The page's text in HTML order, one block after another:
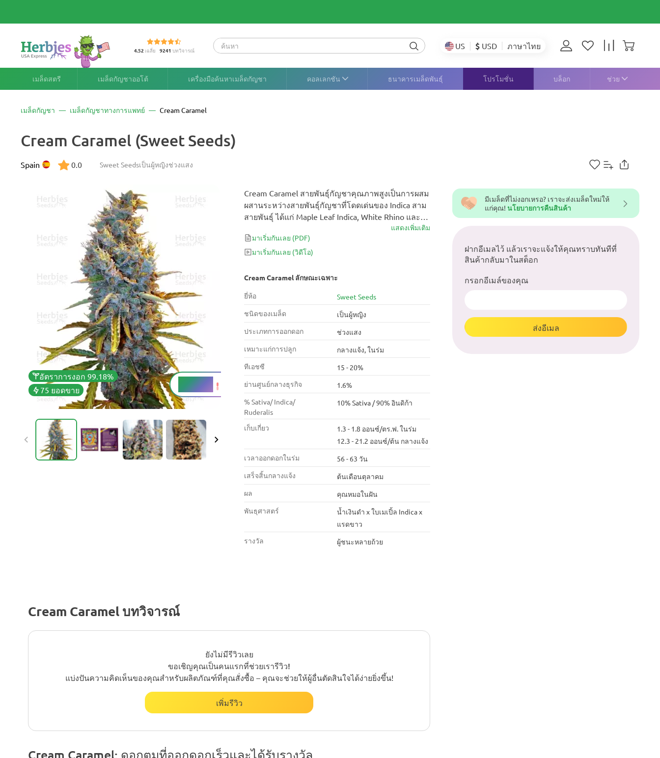
4.52 เฉลี่ย 9241 บทวิจารณ์ US $ USD ภาษาไทย
เมล็ดสตรี เมล็ดกัญชาออโต้ เครื่องมือค้นหาเมล็ดกัญชา คอลเลกชัน ธนาคารเมล็ดพันธุ์ โปรโมชั่น บล็อก ช่วย
เมล็ดกัญชา เมล็ดกัญชาทางการแพทย์ Cream Caramel
อัตราการงอก 99.18%
75 ยอดขาย
THC
15 - 20%
Cream Caramel (Sweet Seeds)
Sweet Seedsเป็นผู้หญิงช่วงแสง
Spain 0.0
Cream Caramel ลักษณะเฉพาะ
ยี่ห้อ
Sweet Seeds
ชนิดของเมล็ด
เป็นผู้หญิง
ประเภทการออกดอก
ช่วงแสง
เหมาะแก่การปลูก
กลางแจ้ง, ในร่ม
ทีเอชซี
15 - 20%
ย่านศูนย์กลางธุรกิจ
1.6%
% Sativa/ Indica/
Ruderalis
10% Sativa / 90% อินดิก้า
เก็บเกี่ยว
1.3 - 1.8 ออนซ์/ตร.ฟ. ในร่ม
12.3 - 21.2 ออนซ์/ต้น กลางแจ้ง
เวลาออกดอกในร่ม
56 - 63 วัน
เสร็จสิ้นกลางแจ้ง
ต้นเดือนตุลาคม
ผล
คุณหมอในฝัน
พันธุศาสตร์
น้ำเงินดำ x ใบเมเปิ้ล Indica x
แรดขาว
รางวัล
ผู้ชนะหลายถ้วย
Cream Caramel บทวิจารณ์
ยังไม่มีรีวิวเลย
ขอเชิญคุณเป็นคนแรกที่ช่วยเรารีวิว!
แบ่งปันความคิดเห็นของคุณสำหรับผลิตภัณฑ์ที่คุณสั่งซื้อ – คุณจะช่วยให้ผู้อื่นตัดสินใจได้ง่ายยิ่งขึ้น!
เพิ่มรีวิว
Cream Caramel สายพันธุ์กัญชาคุณภาพสูงเป็นการผสม
ผสานระหว่างสายพันธุ์กัญชาที่โดดเด่นของ Indica สาม
สายพันธุ์ ได้แก่ Maple Leaf Indica, White Rhino และ
Blue Black พันธุ์สตรีนี้เป็นสัตว์ประหลาดที่ได้รับรางวัล
และให้ผลผลิตมากมายถึง 550 กรัม/ตร.ม. ในที่ร่ม -
350-600 กรัม/ต้น/ต้น ที่กลางแจ้ง ค้นพบด้วยตัวคุณเอง
เธอจึงทำให้กรรมการต้องตกตะลึง
แสดงเพิ่มเติม
มาเริ่มกันเลย (PDF)
มาเริ่มกันเลย (วิดีโอ)
Cream Caramel: ดอกตูมที่ออกดอกเร็วและได้รับรางวัล
มีเมล็ดที่ไม่งอกเหรอ? เราจะส่งเมล็ดใหม่ให้
แก่คุณ! นโยบายการคืนสินค้า
ฝากอีเมลไว้ แล้วเราจะแจ้งให้คุณทราบทันทีที่
สินค้ากลับมาในสต็อก
กรอกอีเมล์ของคุณ
ส่งอีเมล